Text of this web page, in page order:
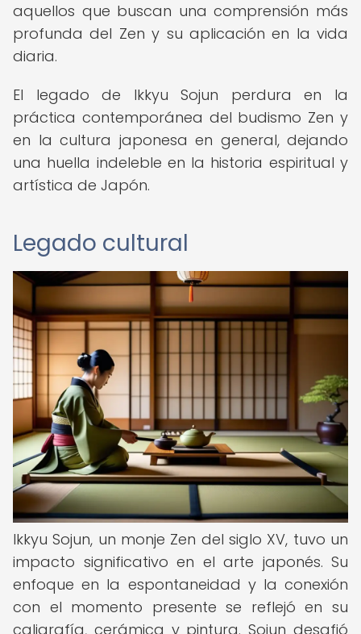
aquellos que buscan una comprensión más
profunda del Zen y su aplicación en la vida
diaria.
El legado de Ikkyu Sojun perdura en la
práctica contemporánea del budismo Zen y
en la cultura japonesa en general, dejando
una huella indeleble en la historia espiritual y
artística de Japón.
Legado cultural
Ikkyu Sojun, un monje Zen del siglo XV, tuvo un
impacto significativo en el arte japonés. Su
enfoque en la espontaneidad y la conexión
con el momento presente se reflejó en su
caligrafía, cerámica y pintura. Sojun desafió